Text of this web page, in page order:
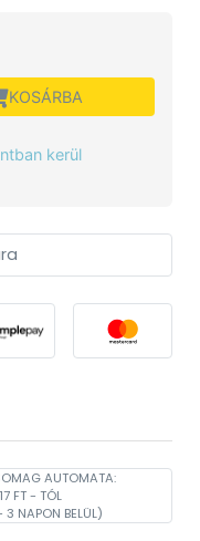
KOSÁRBA
kerül
AUTOMATA:
FT - TÓL
3 NAPON BELÜL)